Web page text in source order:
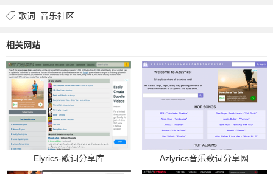
歌词 音乐社区
相关网站
Elyrics-歌词分享库 Azlyrics音乐歌词分享网